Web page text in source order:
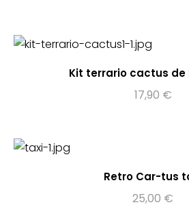
Kit terrario cactus de
17,90 €
Retro Car-tus
25,00 €